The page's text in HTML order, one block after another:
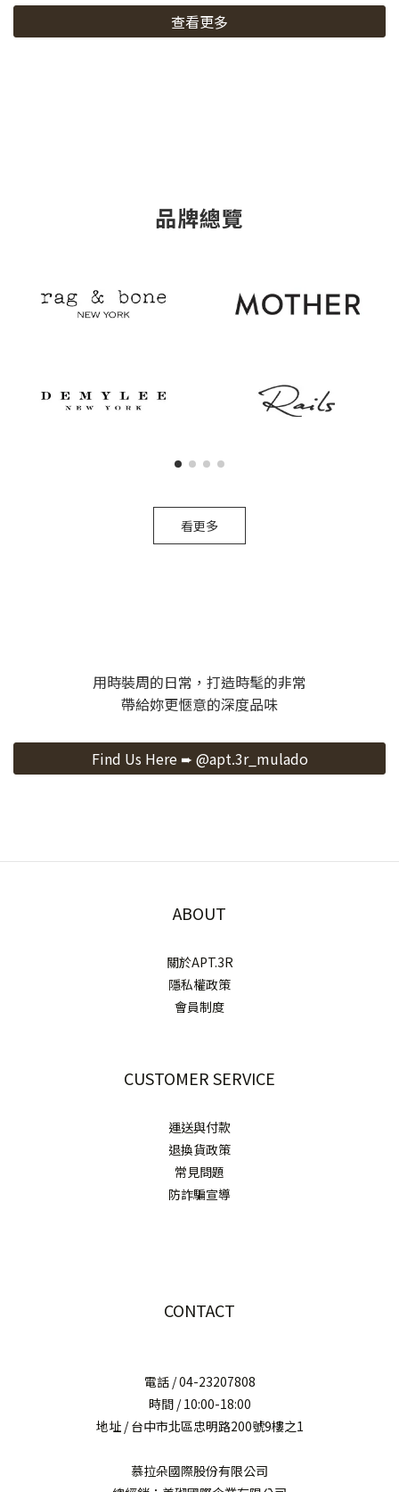
查看更多
品牌總覽
看更多
用時裝周的日常，打造時髦的非常
帶給妳更愜意的深度品味
Find Us Here ➨ @apt.3r_mulado
ABOUT
關於APT.3R
隱私權政策
會員制度
CUSTOMER SERVICE
運送與付款
退換貨政策
常見問題
防詐騙宣導
CONTACT
電話 / 04-23207808
時間 / 10:00-18:00
地址 / 台中市北區忠明路200號9樓之1
慕拉朵國際股份有限公司